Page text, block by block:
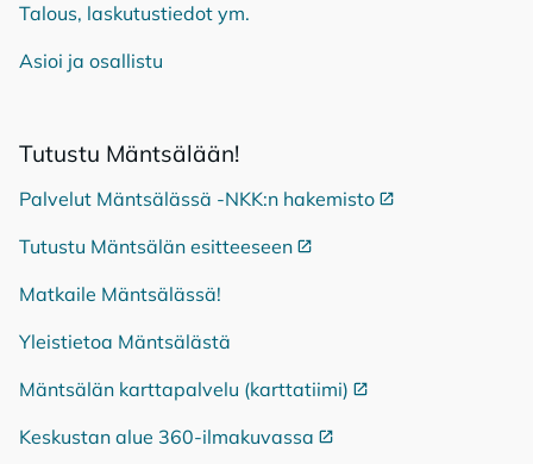
Talous, laskutustiedot ym.
Asioi ja osallistu
Tu­tus­tu Mänt­sä­lään!
Palvelut Mäntsälässä -NKK:n hakemisto Ulkoinen linkki
Tutustu Mäntsälän esitteeseen Ulkoinen linkki
Matkaile Mäntsälässä!
Yleistietoa Mäntsälästä
Mäntsälän karttapalvelu (karttatiimi) Ulkoinen linkki
Keskustan alue 360-ilmakuvassa Ulkoinen linkki